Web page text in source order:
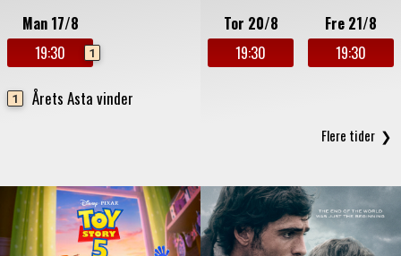
Man 17/8
19:30
1
1 Årets Asta vinder
Tor 20/8
19:30
Fre 21/8
19:30